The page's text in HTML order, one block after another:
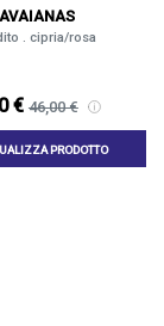
. cipria/rosa
€ 46,00 €
PRODOTTO